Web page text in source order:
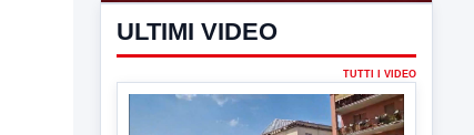
ULTIMI VIDEO
TUTTI I VIDEO